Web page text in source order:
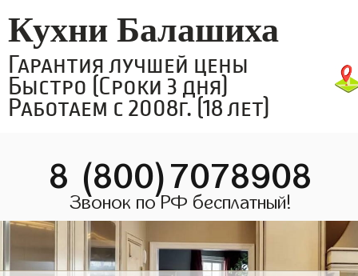
Кухни Балашиха
Гарантия лучшей цены
Быстро (Сроки 3 дня)
Работаем с 2008г. (18 лет)
8 (800)7078908
Звонок по РФ бесплатный!